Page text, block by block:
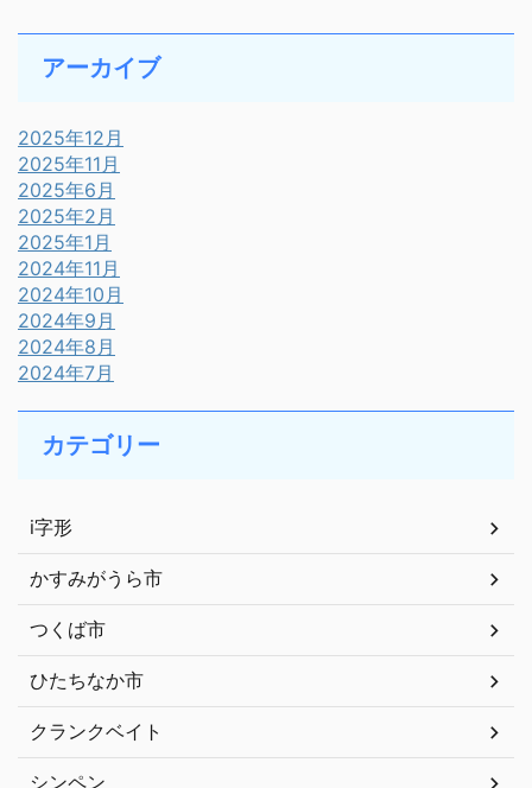
アーカイブ
2025年12月
2025年11月
2025年6月
2025年2月
2025年1月
2024年11月
2024年10月
2024年9月
2024年8月
2024年7月
カテゴリー
i字形
かすみがうら市
つくば市
ひたちなか市
クランクベイト
シンペン